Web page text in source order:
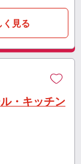
く見る
・キッチン